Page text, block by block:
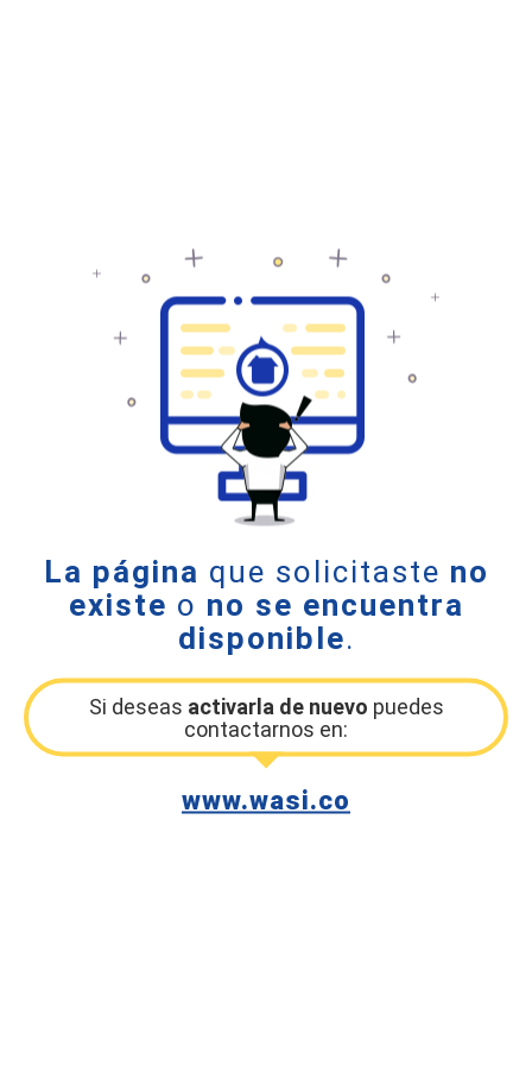
La página que solicitaste no
existe o no se encuentra
disponible.
Si deseas activarla de nuevo puedes
contactarnos en:
www.wasi.co